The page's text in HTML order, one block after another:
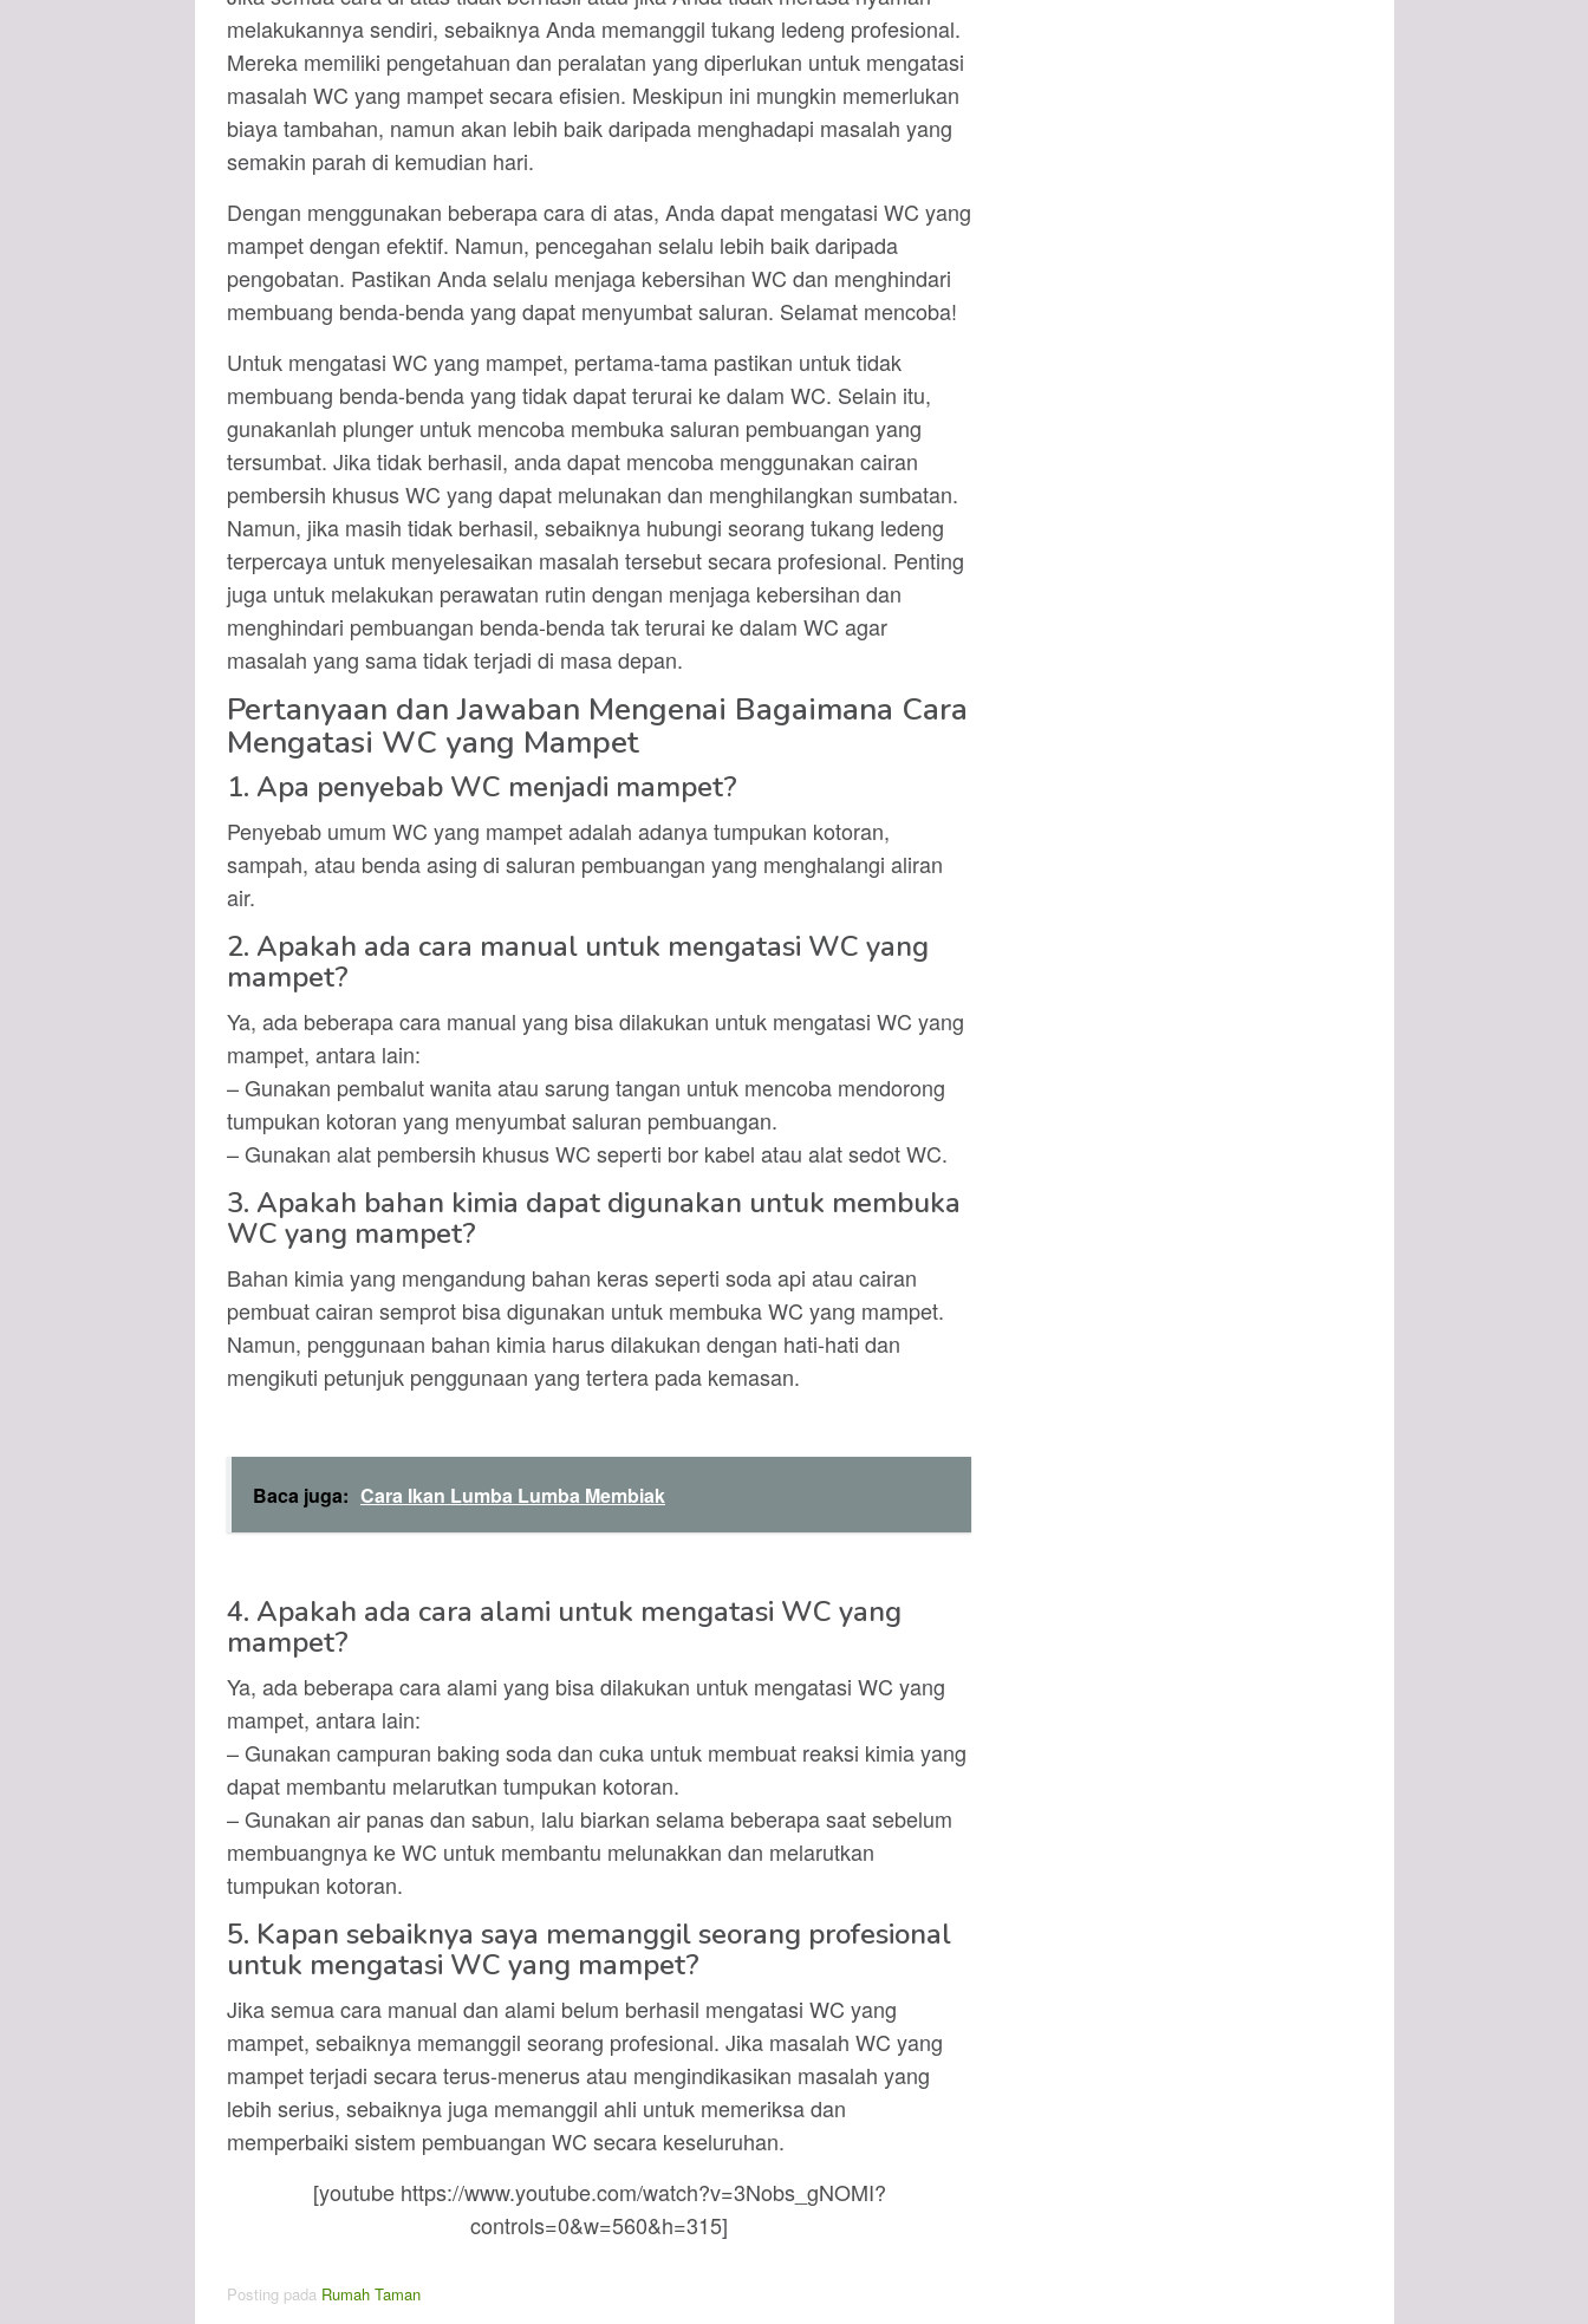
melakukannya sendiri, sebaiknya Anda memanggil tukang ledeng profesional.
Mereka memiliki pengetahuan dan peralatan yang diperlukan untuk mengatasi
masalah WC yang mampet secara efisien. Meskipun ini mungkin memerlukan
biaya tambahan, namun akan lebih baik daripada menghadapi masalah yang
semakin parah di kemudian hari.
Dengan menggunakan beberapa cara di atas, Anda dapat mengatasi WC yang
mampet dengan efektif. Namun, pencegahan selalu lebih baik daripada
pengobatan. Pastikan Anda selalu menjaga kebersihan WC dan menghindari
membuang benda-benda yang dapat menyumbat saluran. Selamat mencoba!
Untuk mengatasi WC yang mampet, pertama-tama pastikan untuk tidak
membuang benda-benda yang tidak dapat terurai ke dalam WC. Selain itu,
gunakanlah plunger untuk mencoba membuka saluran pembuangan yang
tersumbat. Jika tidak berhasil, anda dapat mencoba menggunakan cairan
pembersih khusus WC yang dapat melunakan dan menghilangkan sumbatan.
Namun, jika masih tidak berhasil, sebaiknya hubungi seorang tukang ledeng
terpercaya untuk menyelesaikan masalah tersebut secara profesional. Penting
juga untuk melakukan perawatan rutin dengan menjaga kebersihan dan
menghindari pembuangan benda-benda tak terurai ke dalam WC agar
masalah yang sama tidak terjadi di masa depan.
Pertanyaan dan Jawaban Mengenai Bagaimana Cara
Mengatasi WC yang Mampet
1. Apa penyebab WC menjadi mampet?
Penyebab umum WC yang mampet adalah adanya tumpukan kotoran,
sampah, atau benda asing di saluran pembuangan yang menghalangi aliran
air.
2. Apakah ada cara manual untuk mengatasi WC yang
mampet?
Ya, ada beberapa cara manual yang bisa dilakukan untuk mengatasi WC yang
mampet, antara lain:
– Gunakan pembalut wanita atau sarung tangan untuk mencoba mendorong
tumpukan kotoran yang menyumbat saluran pembuangan.
– Gunakan alat pembersih khusus WC seperti bor kabel atau alat sedot WC.
3. Apakah bahan kimia dapat digunakan untuk membuka
WC yang mampet?
Bahan kimia yang mengandung bahan keras seperti soda api atau cairan
pembuat cairan semprot bisa digunakan untuk membuka WC yang mampet.
Namun, penggunaan bahan kimia harus dilakukan dengan hati-hati dan
mengikuti petunjuk penggunaan yang tertera pada kemasan.
Baca juga: Cara Ikan Lumba Lumba Membiak
4. Apakah ada cara alami untuk mengatasi WC yang
mampet?
Ya, ada beberapa cara alami yang bisa dilakukan untuk mengatasi WC yang
mampet, antara lain:
– Gunakan campuran baking soda dan cuka untuk membuat reaksi kimia yang
dapat membantu melarutkan tumpukan kotoran.
– Gunakan air panas dan sabun, lalu biarkan selama beberapa saat sebelum
membuangnya ke WC untuk membantu melunakkan dan melarutkan
tumpukan kotoran.
5. Kapan sebaiknya saya memanggil seorang profesional
untuk mengatasi WC yang mampet?
Jika semua cara manual dan alami belum berhasil mengatasi WC yang
mampet, sebaiknya memanggil seorang profesional. Jika masalah WC yang
mampet terjadi secara terus-menerus atau mengindikasikan masalah yang
lebih serius, sebaiknya juga memanggil ahli untuk memeriksa dan
memperbaiki sistem pembuangan WC secara keseluruhan.
[youtube https://www.youtube.com/watch?v=3Nobs_gNOMI?
controls=0&w=560&h=315]
Posting pada Rumah Taman